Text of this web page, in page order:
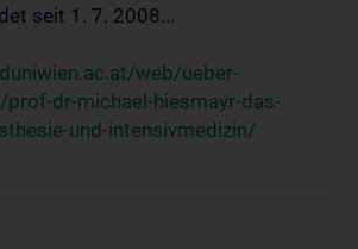
seit 1. 7. 2008...
web/ueber-
dr-michael-hiesmayr-das-
und-intensivmedizin/